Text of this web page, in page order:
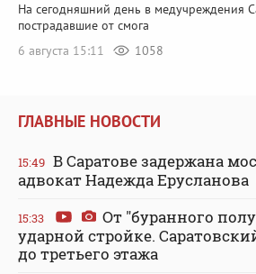
На сегодняшний день в медучреждения
пострадавшие от смога
6 августа 15:11
1058
ГЛАВНЫЕ НОВОСТИ
15:49 В Саратове задержана
адвокат Надежда Ерусланова
15:33
От "буранного
ударной стройке.
до третьего этажа